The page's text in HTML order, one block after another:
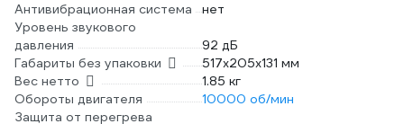
Антивибрационная система
нет
Уровень звукового
давления
92 дБ
Габариты без упаковки
517х205х131 мм
Вес нетто
1.85 кг
Обороты двигателя
10000 об/мин
Защита от перегрева